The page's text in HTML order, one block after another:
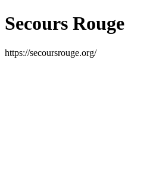
Secours Rouge
https://secoursrouge.org/